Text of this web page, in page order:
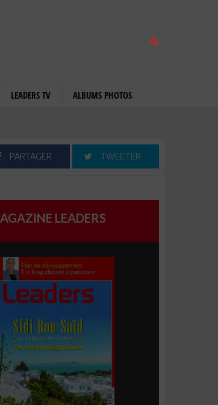
LEADERS TV ALBUMS PHOTOS
PARTAGER TWEETER
LEADERS